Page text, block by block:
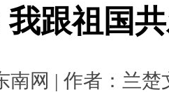
我跟祖国
南网 | 作者：兰楚